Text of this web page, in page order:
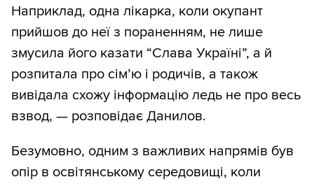
Наприклад, одна лікарка, коли окупант
прийшов до неї з пораненням, не лише
змусила його казати “Слава Україні”, а й
розпитала про сім’ю і родичів, а також
вивідала схожу інформацію ледь не про весь
взвод, — розповідає Данилов.
Безумовно, одним з важливих напрямів був
опір в освітянському середовищі, коли